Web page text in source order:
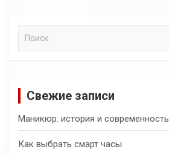
Свежие записи
Маникюр: история и современность
Как выбрать смарт часы